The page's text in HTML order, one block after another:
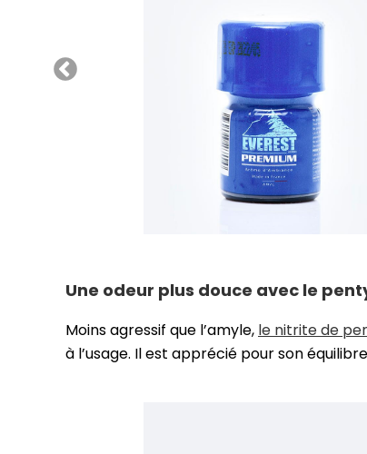
Une odeur plus douce avec le
Moins agressif que l’amyle, le nitrite de
à l’usage. Il est apprécié pour son